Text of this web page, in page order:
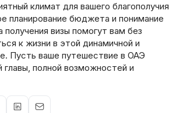
климат для вашего благополучия
планирование бюджета и понимание
визы помогут вам без
к жизни в этой динамичной и
Пусть ваше путешествие в ОАЭ
главы, полной возможностей и